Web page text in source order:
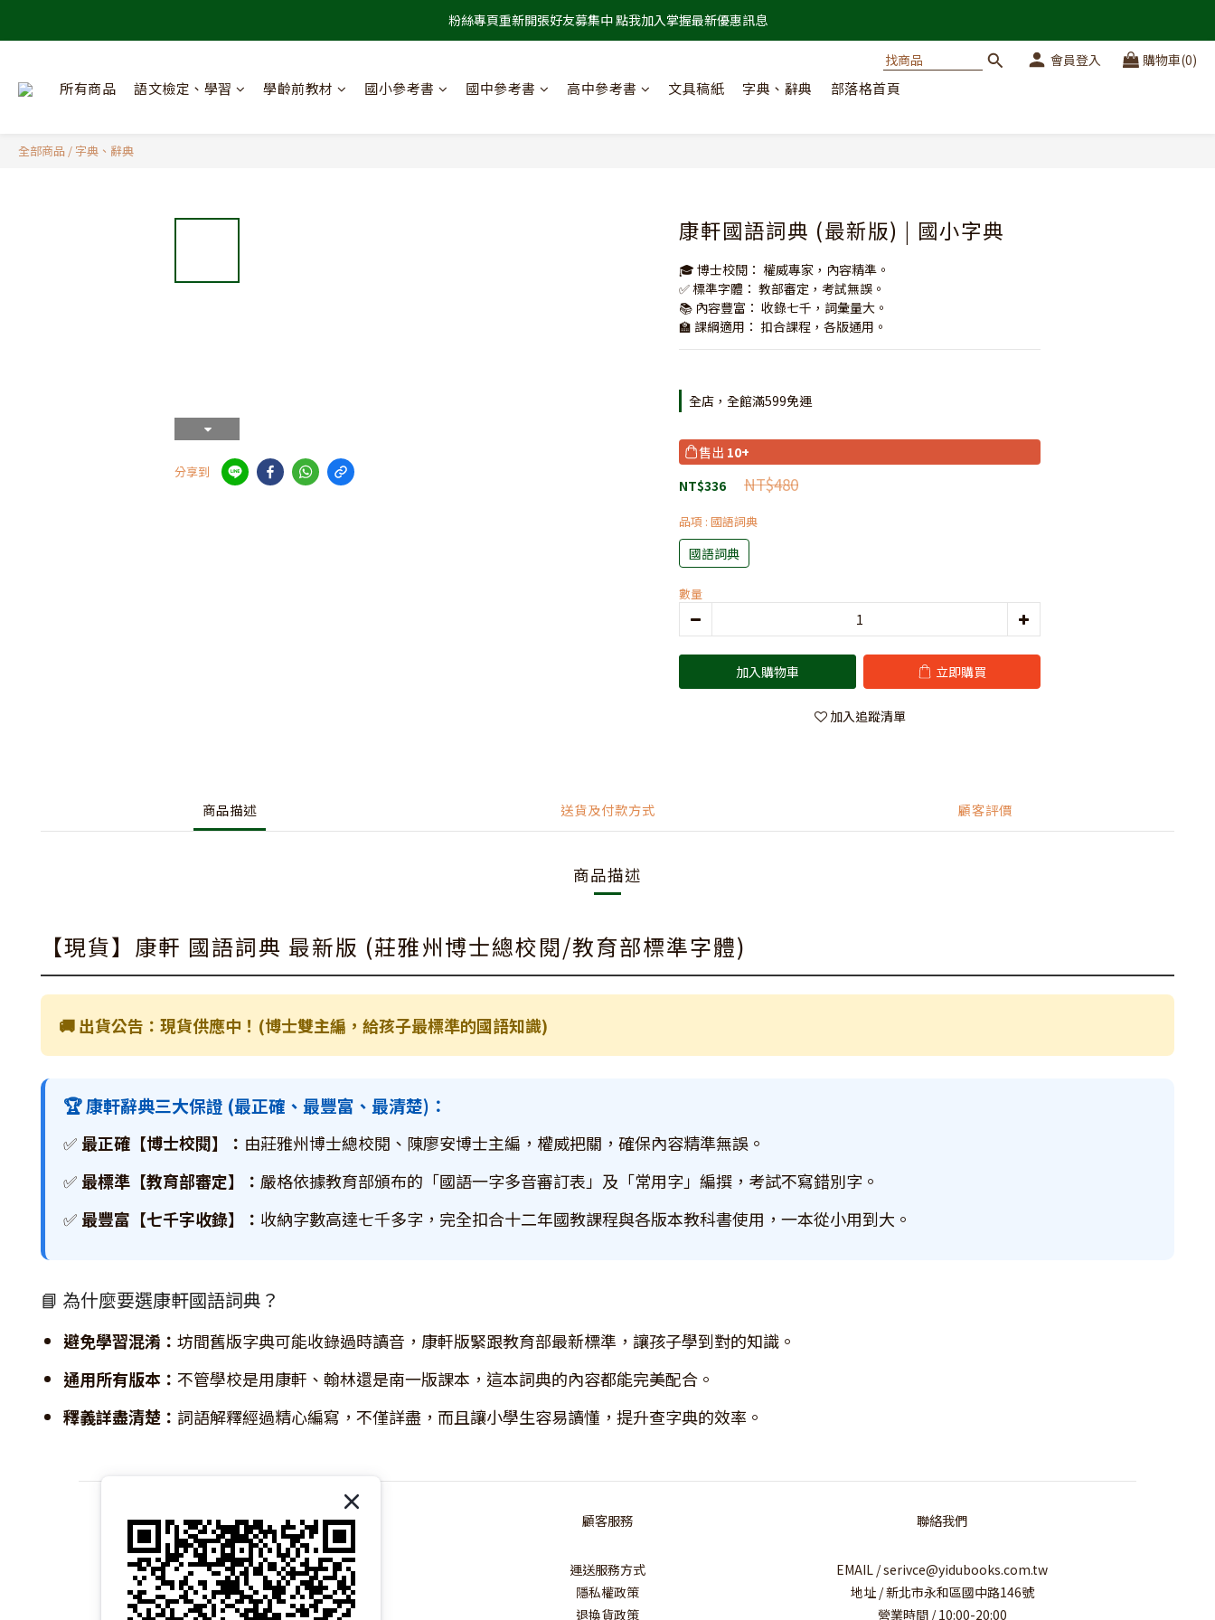
粉絲專頁重新開張好友募集中 點我加入掌握最新優惠訊息
會員登入 購物車(0)
所有商品 語文檢定、學習 學齡前教材 國小參考書 國中參考書 高中參考書 文具稿紙 字典、辭典 部落格首頁
全部商品 / 字典、辭典
分享到
康軒國語詞典 (最新版) | 國小字典
🎓 博士校閱： 權威專家，內容精準。
✅ 標準字體： 教部審定，考試無誤。
📚 內容豐富： 收錄七千，詞彙量大。
🏫 課綱適用： 扣合課程，各版通用。
全店，全館滿599免運
售出 10+
NT$480
NT$336
品項 : 國語詞典
國語詞典
數量
加入購物車 立即購買
加入追蹤清單
商品描述 送貨及付款方式 顧客評價
商品描述
【現貨】康軒 國語詞典 最新版 (莊雅州博士總校閱/教育部標準字體)
🚚 出貨公告：現貨供應中！(博士雙主編，給孩子最標準的國語知識)
🏆 康軒辭典三大保證 (最正確、最豐富、最清楚)：
✅ 最正確【博士校閱】： 由莊雅州博士總校閱、陳廖安博士主編，權威把關，確保內容精準無誤。
✅ 最標準【教育部審定】： 嚴格依據教育部頒布的「國語一字多音審訂表」及「常用字」編撰，考試不寫錯別字。
✅ 最豐富【七千字收錄】： 收納字數高達七千多字，完全扣合十二年國教課程與各版本教科書使用，一本從小用到大。
📘 為什麼要選康軒國語詞典？
避免學習混淆： 坊間舊版字典可能收錄過時讀音，康軒版緊跟教育部最新標準，讓孩子學到對的知識。
通用所有版本： 不管學校是用康軒、翰林還是南一版課本，這本詞典的內容都能完美配合。
釋義詳盡清楚： 詞語解釋經過精心編寫，不僅詳盡，而且讓小學生容易讀懂，提升查字典的效率。
關於我們｜About 易讀書坊
商店介紹｜Introduction
品牌故事｜Brand Story
核心價值｜Core Values
顧客服務
運送服務方式
隱私權政策
退換貨政策
聯絡我們
EMAIL / serivce@yidubooks.com.tw
地址 / 新北市永和區國中路146號
營業時間 / 10:00-20:00